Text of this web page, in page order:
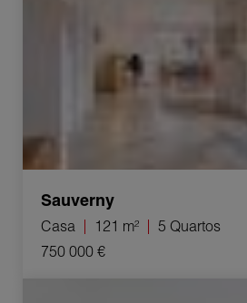
Sauverny
Casa 121 m²
5 Quartos
750 000 €